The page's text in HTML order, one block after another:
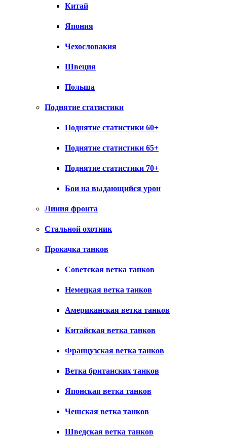
Китай
Япония
Чехословакия
Швеция
Польша
Поднятие статистики
Поднятие статистики 60+
Поднятие статистики 65+
Поднятие статистики 70+
Бои на выдающийся урон
Линия фронта
Стальной охотник
Прокачка танков
Советская ветка танков
Немецкая ветка танков
Американская ветка танков
Китайская ветка танков
Французская ветка танков
Ветка британских танков
Японская ветка танков
Чешская ветка танков
Шведская ветка танков